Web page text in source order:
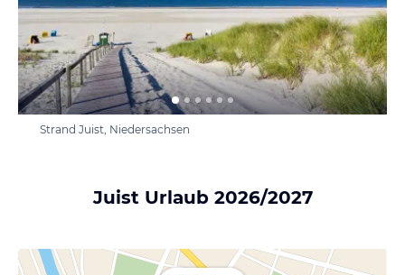
Strand Juist, Niedersachsen
Juist Urlaub 2026/2027